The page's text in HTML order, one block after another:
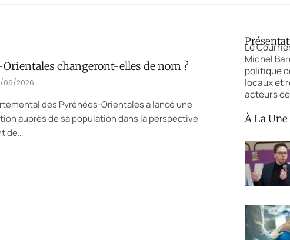
Orientales changeront-elles de nom ?
06/2026
des Pyrénées-Orientales a lancé une
auprès de sa population dans la perspective
de…
Le
Michel
politique
locaux et
acteurs
À La Une